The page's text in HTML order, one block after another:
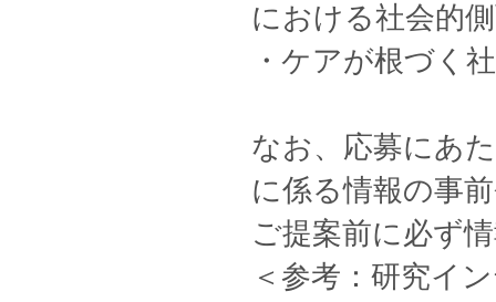
における社会的
・ケアが根づく
なお、応募にあ
に係る情報の事
ご提案前に必ず
＜参考：研究イ